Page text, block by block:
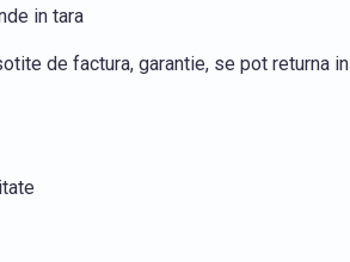
in tara
de factura, garantie, se pot returna in